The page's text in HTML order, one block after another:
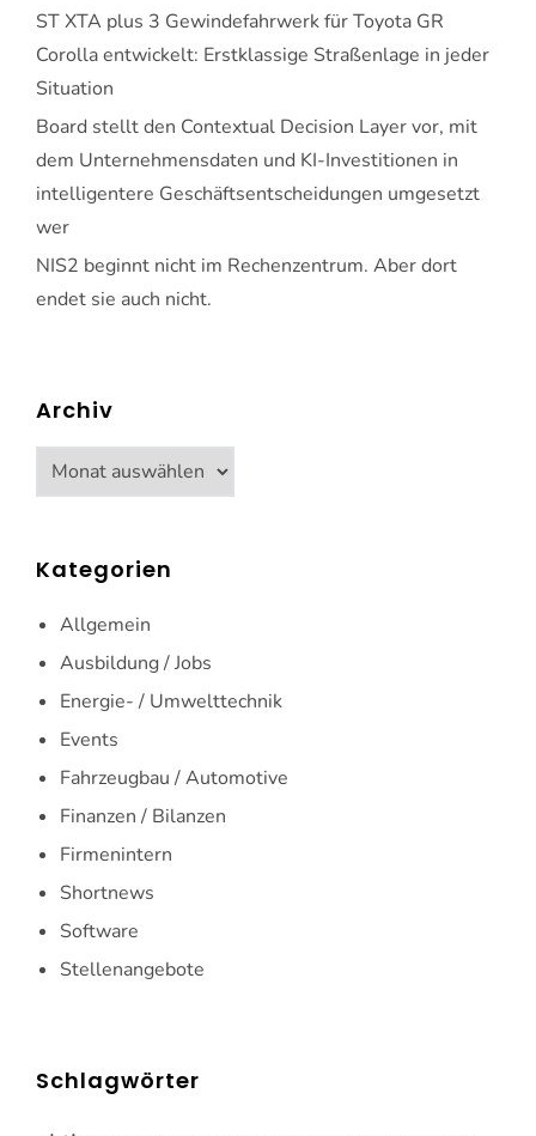
ST XTA plus 3 Gewindefahrwerk für Toyota GR
Corolla entwickelt: Erstklassige Straßenlage in jeder
Situation
Board stellt den Contextual Decision Layer vor, mit
dem Unternehmensdaten und KI-Investitionen in
intelligentere Geschäftsentscheidungen umgesetzt
wer
NIS2 beginnt nicht im Rechenzentrum. Aber dort
endet sie auch nicht.
Archiv
Archiv
Kategorien
Allgemein
Ausbildung / Jobs
Energie- / Umwelttechnik
Events
Fahrzeugbau / Automotive
Finanzen / Bilanzen
Firmenintern
Shortnews
Software
Stellenangebote
Schlagwörter